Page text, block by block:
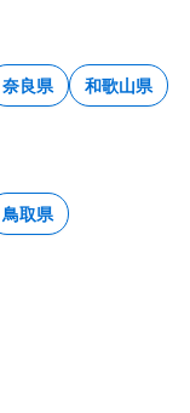
奈良県 和歌山県
鳥取県